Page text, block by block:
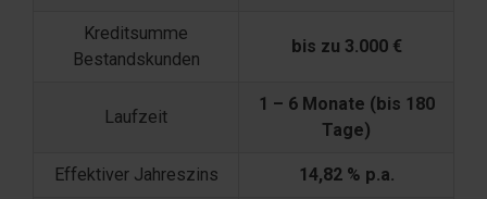
Kreditsumme
Bestandskunden
bis zu 3.000 €
Laufzeit
1 – 6 Monate (bis 180
Tage)
Effektiver Jahreszins 14,82 % p.a.